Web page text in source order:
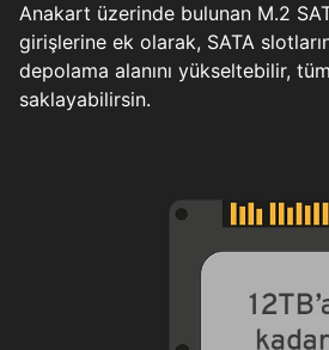
Anakart üzerinde bulunan M.2
girişlerine ek olarak, SATA
depolama alanını yükseltebilir,
saklayabilirsin.